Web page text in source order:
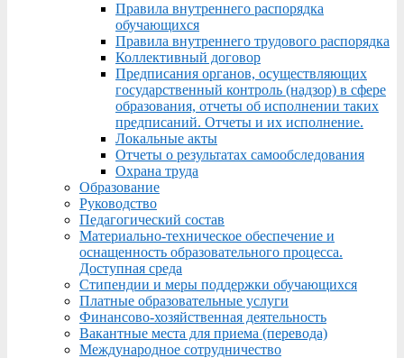
Правила внутреннего распорядка
обучающихся
Правила внутреннего трудового распорядка
Коллективный договор
Предписания органов, осуществляющих
государственный контроль (надзор) в сфере
образования, отчеты об исполнении таких
предписаний. Отчеты и их исполнение.
Локальные акты
Отчеты о результатах самообследования
Охрана труда
Образование
Руководство
Педагогический состав
Материально-техническое обеспечение и
оснащенность образовательного процесса.
Доступная среда
Стипендии и меры поддержки обучающихся
Платные образовательные услуги
Финансово-хозяйственная деятельность
Вакантные места для приема (перевода)
Международное сотрудничество